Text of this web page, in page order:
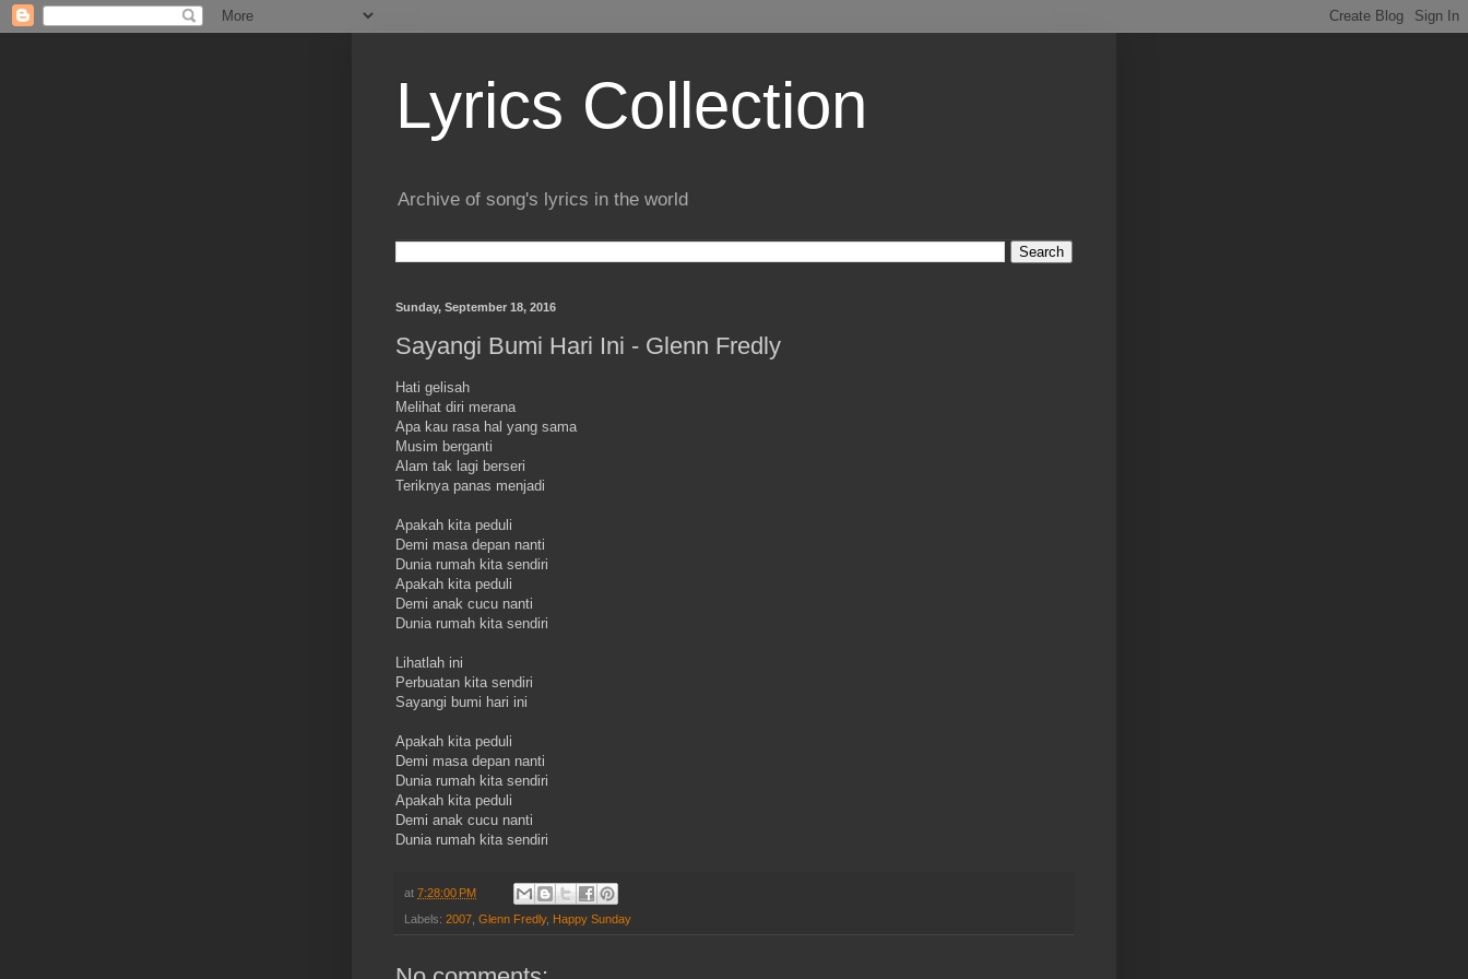
Lyrics Collection
Archive of song's lyrics in the world
Sunday, September 18, 2016
Sayangi Bumi Hari Ini - Glenn Fredly
Hati gelisah
Melihat diri merana
Apa kau rasa hal yang sama
Musim berganti
Alam tak lagi berseri
Teriknya panas menjadi
Apakah kita peduli
Demi masa depan nanti
Dunia rumah kita sendiri
Apakah kita peduli
Demi anak cucu nanti
Dunia rumah kita sendiri
Lihatlah ini
Perbuatan kita sendiri
Sayangi bumi hari ini
Apakah kita peduli
Demi masa depan nanti
Dunia rumah kita sendiri
Apakah kita peduli
Demi anak cucu nanti
Dunia rumah kita sendiri
at 7:28:00 PM
Labels: 2007, Glenn Fredly, Happy Sunday